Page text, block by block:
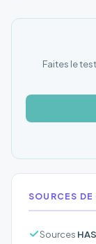
Faites le
SOURCES
Sources HAS